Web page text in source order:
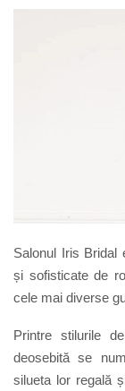
Salonul Iris Bridal
și sofisticate de
cele mai diverse
Printre stilurile
deosebită se
silueta lor regală